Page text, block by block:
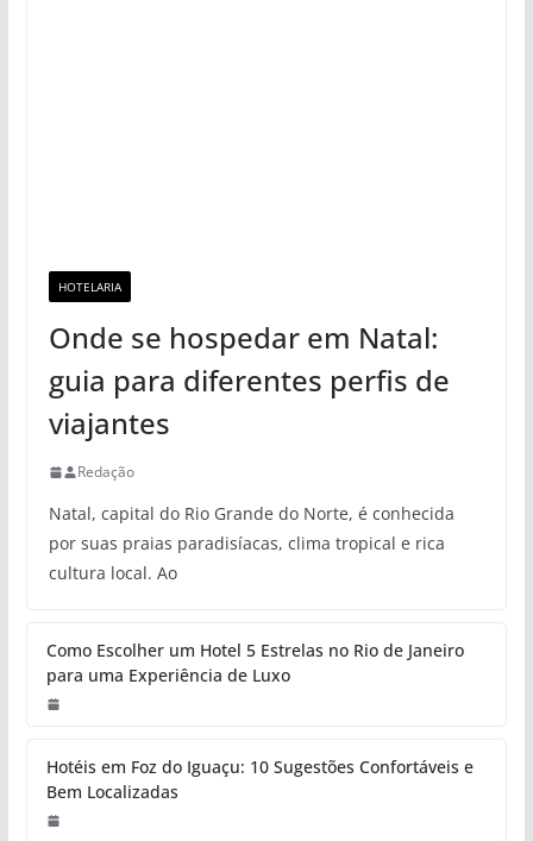
HOTELARIA
Onde se hospedar em Natal:
guia para diferentes perfis de
viajantes
Redação
Natal, capital do Rio Grande do Norte, é conhecida
por suas praias paradisíacas, clima tropical e rica
cultura local. Ao
Como Escolher um Hotel 5 Estrelas no Rio de Janeiro
para uma Experiência de Luxo
Hotéis em Foz do Iguaçu: 10 Sugestões Confortáveis e
Bem Localizadas